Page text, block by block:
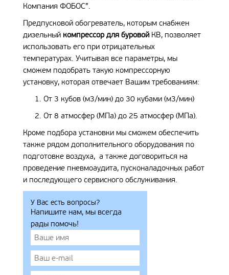
Компания ФОБОС”.
Предпусковой обогреватель, которым снабжен
дизельный компрессор для буровойКВ, позволяет
использовать его при отрицательных
температурах. Учитывая все параметры, мы
сможем подобрать такую компрессорную
установку, которая отвечает Вашим требованиям:
От 3 кубов (м3/мин) до 30 кубами (м3/мин)
От 8 атмосфер (МПа) до 25 атмосфер (МПа).
Кроме подбора установки мы сможем обеспечить
также рядом дополнительного оборудования по
подготовке воздуха, а также договориться на
проведение пневмоаудита, пусконаладочных работ
и последующего сервисного обслуживания.
У Вас есть вопросы?
Напишите нам, мы всегда
рады помочь!